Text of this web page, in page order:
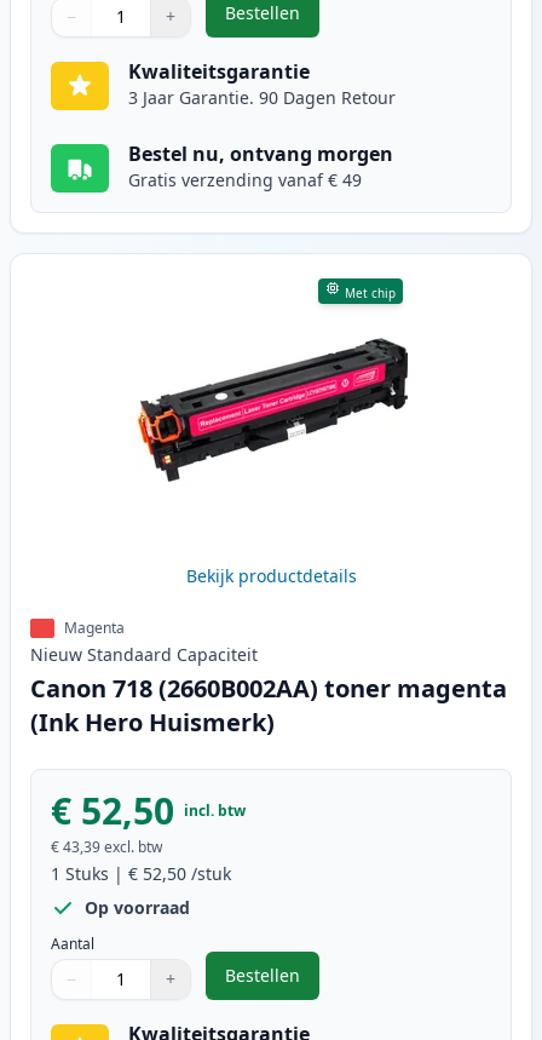
Gebruik de knoppen om aan te passen
− +
1
Bestellen
,Canon 718 (2661B002AA) toner
Kwaliteitsgarantie
3 Jaar Garantie. 90 Dagen Retour
Bestel nu, ontvang morgen
Gratis verzending vanaf € 49
Met chip
Bekijk productdetails
Magenta
Nieuw Standaard Capaciteit
Canon 718 (2660B002AA) toner magenta
(Ink Hero Huismerk)
€ 52,50 incl. btw
€ 43,39excl. btw
1 Stuks | € 52,50 /stuk
Op voorraad
Aantal
Gebruik de knoppen om aan te passen
− +
1
Bestellen
,Canon 718 (2660B002AA) toner
Kwaliteitsgarantie